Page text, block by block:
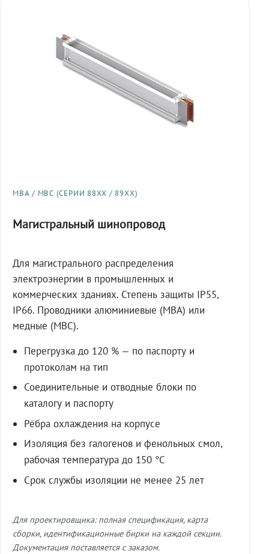
МВА / МВС (СЕРИИ 88XX / 89XX)
Магистральный шинопровод
Для магистрального распределения
электроэнергии в промышленных и
коммерческих зданиях. Степень защиты IP55,
IP66. Проводники алюминиевые (МВА) или
медные (МВС).
Перегрузка до 120 % — по паспорту и
протоколам на тип
Соединительные и отводные блоки по
каталогу и паспорту
Рёбра охлаждения на корпусе
Изоляция без галогенов и фенольных смол,
рабочая температура до 150 °C
Срок службы изоляции не менее 25 лет
Для проектировщика: полная спецификация, карта
сборки, идентификационные бирки на каждой секции.
Документация поставляется с заказом.